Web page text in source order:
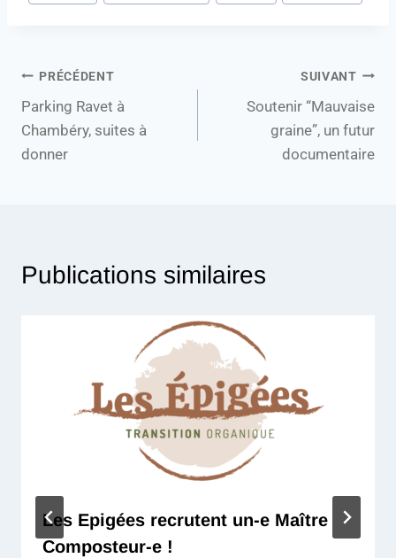
PRÉCÉDENT
Parking Ravet à
Chambéry, suites à
donner
SUIVANT
Soutenir “Mauvaise
graine”, un futur
documentaire
Publications similaires
Les Epigées recrutent un-e Maître
Composteur-e !